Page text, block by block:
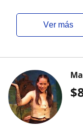
ver más
$